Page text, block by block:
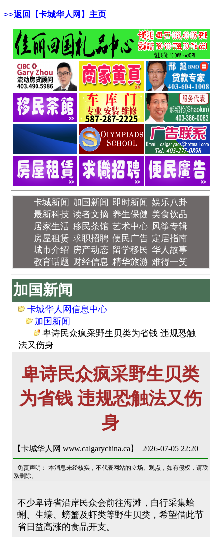
>>返回【卡城华人网】主页
卡城新闻 加国新闻 即时新闻 娱乐八卦
最新科技 读者文摘 养生保健 美食饮品
居家生活 移民茶馆 艺术中心 风筝专辑
房屋租赁 求职招聘 便民广告 定居指南
城市介绍 房产动态 留学移民 华人故事
教育话题 财经信息 精华旅游 难得一笑
加国新闻
卡城华人网信息中心
加国新闻
卑诗民众疯采野生贝类为省钱 违规恐触
法又伤身
卑诗民众疯采野生贝类
为省钱 违规恐触法又伤
身
【卡城华人网 www.calgarychina.ca】 2026-07-05 22:20
免责声明： 本消息未经核实，不代表网站的立场、观点，如有侵权，请联
系删除。
不少卑诗省沿岸民众会前往海滩，自行采集蛤
蜊、生蠔、螃蟹及虾类等野生贝类，希望借此节
省日益高涨的食品开支。